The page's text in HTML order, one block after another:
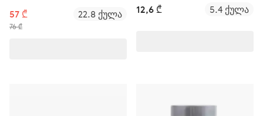
57 ₾
76 ₾
22.8 ქულა 12,6 ₾ 5.4 ქულა